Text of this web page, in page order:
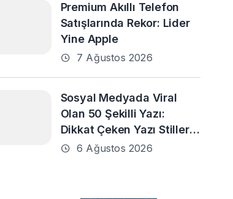
Premium Akıllı Telefon
Satışlarında Rekor: Lider
Yine Apple
7 Ağustos 2026
Sosyal Medyada Viral
Olan 50 Şekilli Yazı:
Dikkat Çeken Yazı Stilleri
ve En Popüler Örnekler
6 Ağustos 2026